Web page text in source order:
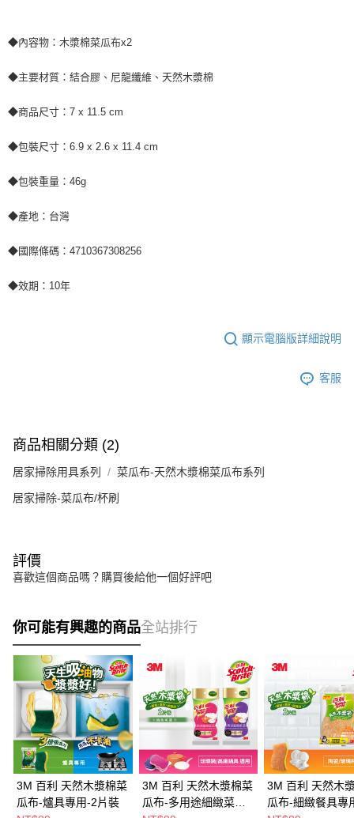
◆內容物：木漿棉菜瓜布x2
◆主要材質：結合膠、尼龍纖維、天然木漿棉
◆商品尺寸：7 x 11.5 cm
◆包裝尺寸：6.9 x 2.6 x 11.4 cm
◆包裝重量：46g
◆產地：台灣
◆國際條碼：4710367308256
◆效期：10年
顯示電腦版詳細說明
客服
商品相關分類 (2)
居家掃除用具系列 菜瓜布-天然木漿棉菜瓜布系列
居家掃除-菜瓜布/杯刷
評價
喜歡這個商品嗎？購買後給他一個好評吧
你可能有興趣的商品全站排行
3M 百利 天然木漿棉菜
瓜布-爐具專用-2片裝
3M 百利 天然木漿棉菜
瓜布-多用途細緻菜瓜
3M 百利 天然木
瓜布-細緻餐具專